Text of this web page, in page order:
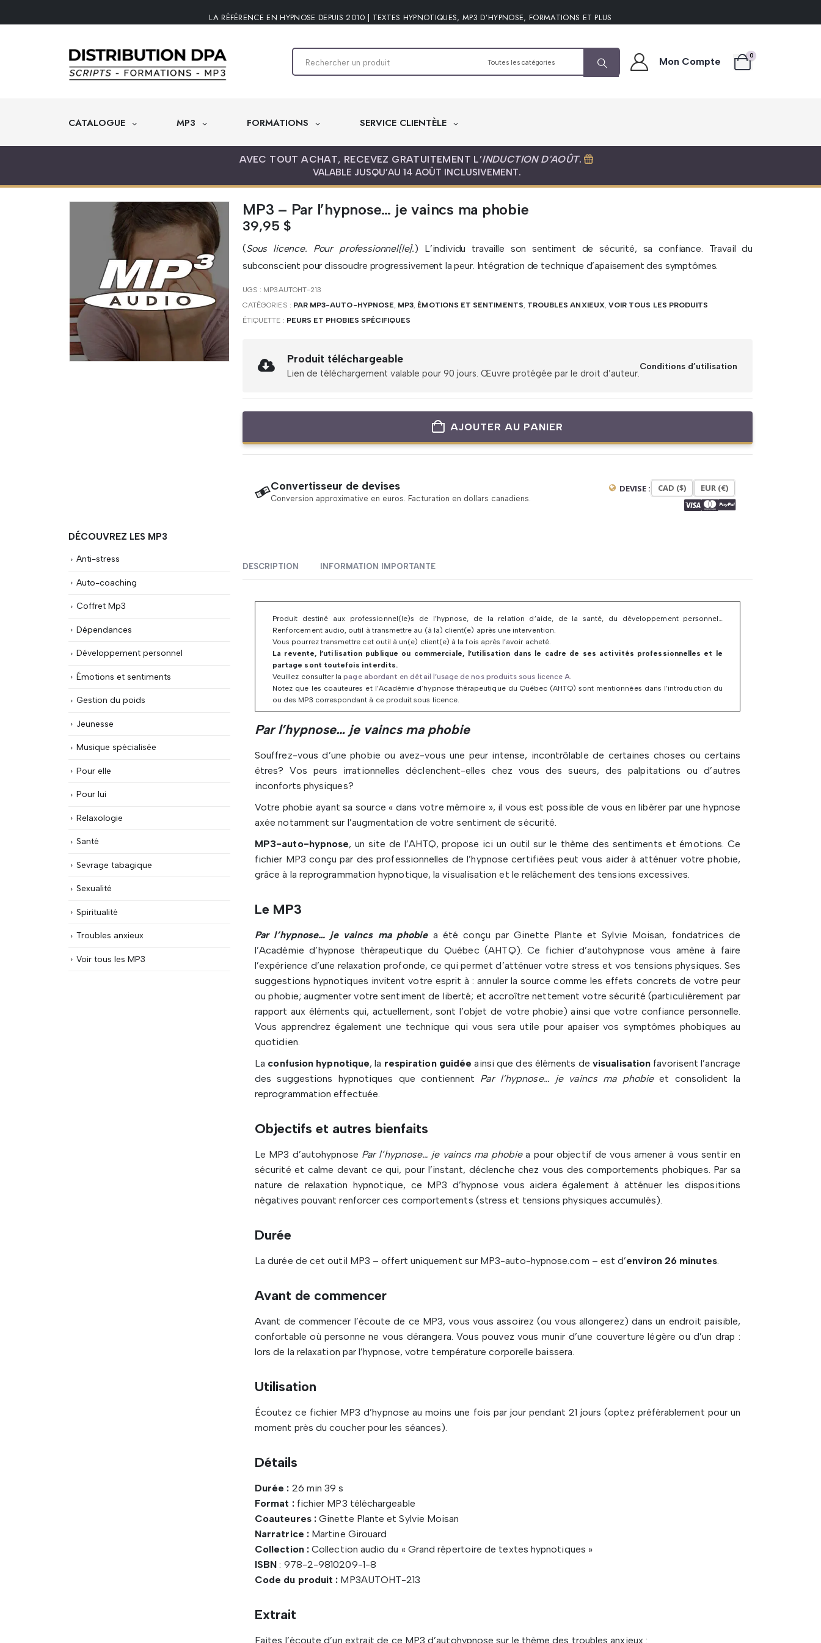
LA RÉFÉRENCE EN HYPNOSE DEPUIS 2010 | TEXTES HYPNOTIQUES, MP3 D’HYPNOSE, FORMATIONS ET PLUS
Mon Compte
0
CATALOGUE MP3 FORMATIONS SERVICE CLIENTÈLE
AVEC TOUT ACHAT, RECEVEZ GRATUITEMENT L’INDUCTION D'AOÛT.
VALABLE JUSQU’AU 14 AOÛT INCLUSIVEMENT.
MP3 – Par l’hypnose… je vaincs ma phobie
39,95 $
(Sous licence. Pour professionnel[le].) L’individu travaille son sentiment de sécurité, sa confiance. Travail du
subconscient pour dissoudre progressivement la peur. Intégration de technique d’apaisement des symptômes.
UGS : MP3AUTOHT-213
CATÉGORIES : PAR MP3-AUTO-HYPNOSE, MP3, ÉMOTIONS ET SENTIMENTS, TROUBLES ANXIEUX, VOIR TOUS LES PRODUITS
ÉTIQUETTE : PEURS ET PHOBIES SPÉCIFIQUES
Produit téléchargeable
Lien de téléchargement valable pour 90 jours. Œuvre protégée par le droit d’auteur.
Conditions d’utilisation
AJOUTER AU PANIER
Convertisseur de devises
Conversion approximative en euros. Facturation en dollars canadiens.
DEVISE : CAD ($) EUR (€)
DÉCOUVREZ LES MP3
Anti-stress
Auto-coaching
Coffret Mp3
Dépendances
Développement personnel
Émotions et sentiments
Gestion du poids
Jeunesse
Musique spécialisée
Pour elle
Pour lui
Relaxologie
Santé
Sevrage tabagique
Sexualité
Spiritualité
Troubles anxieux
Voir tous les MP3
DESCRIPTION INFORMATION IMPORTANTE
Produit destiné aux professionnel(le)s de l’hypnose, de la relation d’aide, de la santé, du développement personnel…
Renforcement audio, outil à transmettre au (à la) client(e) après une intervention.
Vous pourrez transmettre cet outil à un(e) client(e) à la fois après l’avoir acheté.
La revente, l’utilisation publique ou commerciale, l’utilisation dans le cadre de ses activités professionnelles et le
partage sont toutefois interdits.
Veuillez consulter lapage abordant en détail l’usage de nos produits sous licence A.
Notez que les coauteures et l’Académie d’hypnose thérapeutique du Québec (AHTQ) sont mentionnées dans l’introduction du
ou des MP3 correspondant à ce produit sous licence.
Par l’hypnose… je vaincs ma phobie
Souffrez-vous d’une phobie ou avez-vous une peur intense, incontrôlable de certaines choses ou certains
êtres? Vos peurs irrationnelles déclenchent-elles chez vous des sueurs, des palpitations ou d’autres
inconforts physiques?
Votre phobie ayant sa source « dans votre mémoire », il vous est possible de vous en libérer par une hypnose
axée notamment sur l’augmentation de votre sentiment de sécurité.
MP3-auto-hypnose, un site de l’AHTQ, propose ici un outil sur le thème des sentiments et émotions. Ce
fichier MP3 conçu par des professionnelles de l’hypnose certifiées peut vous aider à atténuer votre phobie,
grâce à la reprogrammation hypnotique, la visualisation et le relâchement des tensions excessives.
Le MP3
Par l’hypnose… je vaincs ma phobiea été conçu par Ginette Plante et Sylvie Moisan, fondatrices de
l’Académie d’hypnose thérapeutique du Québec (AHTQ). Ce fichier d’autohypnose vous amène à faire
l’expérience d’une relaxation profonde, ce qui permet d’atténuer votre stress et vos tensions physiques. Ses
suggestions hypnotiques invitent votre esprit à : annuler la source comme les effets concrets de votre peur
ou phobie; augmenter votre sentiment de liberté; et accroître nettement votre sécurité (particulièrement par
rapport aux éléments qui, actuellement, sont l’objet de votre phobie) ainsi que votre confiance personnelle.
Vous apprendrez également une technique qui vous sera utile pour apaiser vos symptômes phobiques au
quotidien.
La confusion hypnotique, la respiration guidée ainsi que des éléments devisualisation favorisent l’ancrage
des suggestions hypnotiques que contiennent Par l’hypnose… je vaincs ma phobieet consolident la
reprogrammation effectuée.
Objectifs et autres bienfaits
Le MP3 d’autohypnose Par l’hypnose… je vaincs ma phobiea pour objectif de vous amener à vous sentir en
sécurité et calme devant ce qui, pour l’instant, déclenche chez vous des comportements phobiques. Par sa
nature de relaxation hypnotique, ce MP3 d’hypnose vous aidera également à atténuer les dispositions
négatives pouvant renforcer ces comportements (stress et tensions physiques accumulés).
Durée
La durée de cet outil MP3 – offert uniquement sur MP3-auto-hypnose.com – est d’environ 26 minutes.
Avant de commencer
Avant de commencer l’écoute de ce MP3, vous vous assoirez (ou vous allongerez) dans un endroit paisible,
confortable où personne ne vous dérangera. Vous pouvez vous munir d’une couverture légère ou d’un drap :
lors de la relaxation par l’hypnose, votre température corporelle baissera.
Utilisation
Écoutez ce fichier MP3 d’hypnose au moins une fois par jour pendant 21 jours (optez préférablement pour un
moment près du coucher pour les séances).
Détails
Durée : 26 min 39 s
Format :fichier MP3 téléchargeable
Coauteures :Ginette Plante et Sylvie Moisan
Narratrice :Martine Girouard
Collection :Collection audio du « Grand répertoire de textes hypnotiques »
ISBN : 978-2-9810209-1-8
Code du produit : MP3AUTOHT-213
Extrait
Faites l’écoute d’un extrait de ce MP3 d’autohypnose sur le thème des troubles anxieux :